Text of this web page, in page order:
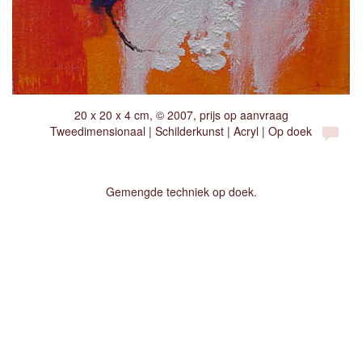
20 x 20 x 4 cm, © 2007, prijs op aanvraag
Tweedimensionaal | Schilderkunst | Acryl | Op doek
Gemengde techniek op doek.